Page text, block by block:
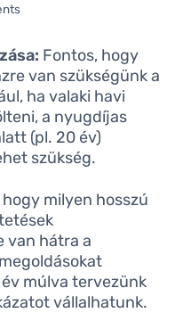
Fontos, hogy
van szükségünk a
ha valaki havi
a nyugdíjas
(pl. 20 év)
szükség.
milyen hosszú
van hátra a
múlva tervezünk
vállalhatunk.